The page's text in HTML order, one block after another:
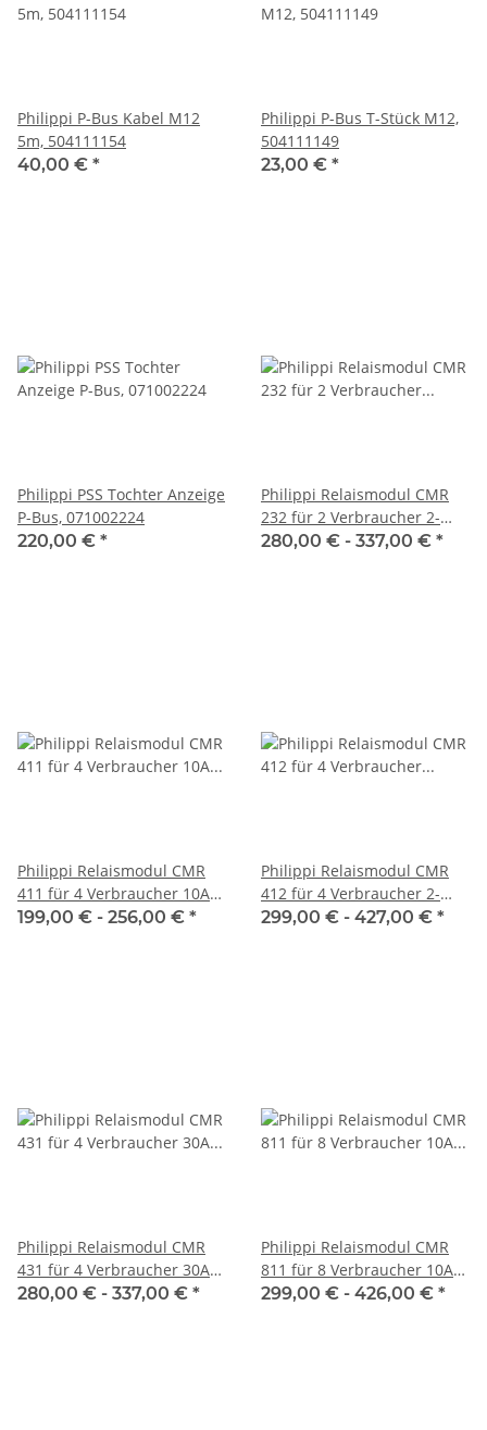
Philippi P-Bus Kabel M12
5m, 504111154
40,00 € *
Philippi P-Bus T-Stück M12,
504111149
23,00 € *
Philippi PSS Tochter Anzeige
P-Bus, 071002224
220,00 € *
Philippi Relaismodul CMR
232 für 2 Verbraucher 2-
polig 30A 07100x232
280,00 € - 337,00 € *
Philippi Relaismodul CMR
411 für 4 Verbraucher 10A
07100x811
199,00 € - 256,00 € *
Philippi Relaismodul CMR
412 für 4 Verbraucher 2-
polig 10A 07100x412
299,00 € - 427,00 € *
Philippi Relaismodul CMR
431 für 4 Verbraucher 30A
07100x431
280,00 € - 337,00 € *
Philippi Relaismodul CMR
811 für 8 Verbraucher 10A
071000811
299,00 € - 426,00 € *